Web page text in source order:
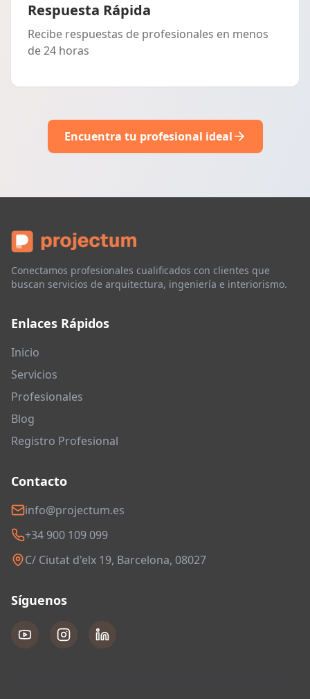
Respuesta Rápida
Recibe respuestas de profesionales en menos
de 24 horas
Encuentra tu profesional ideal
Conectamos profesionales cualificados con clientes que
buscan servicios de arquitectura, ingeniería e interiorismo.
Enlaces Rápidos
Inicio
Servicios
Profesionales
Blog
Registro Profesional
Contacto
info@projectum.es
+34 900 109 099
C/ Ciutat d'elx 19, Barcelona, 08027
Síguenos